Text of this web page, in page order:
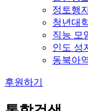
정토행
청년대
직능 모
인도 성
동북아
후원하기